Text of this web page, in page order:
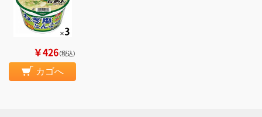
￥426（税込）
カゴへ